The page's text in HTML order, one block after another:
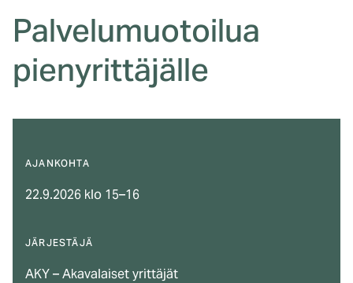
Palvelumuotoilua
pienyrittäjälle
AJANKOHTA
22.9.2026 klo 15–16
JÄRJESTÄJÄ
AKY – Akavalaiset yrittäjät